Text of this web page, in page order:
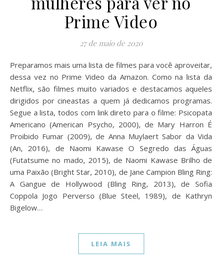
Prime Video
27 de maio de 2020
Preparamos mais uma lista de filmes para você aproveitar,
dessa vez no Prime Video da Amazon. Como na lista da
Netflix, são filmes muito variados e destacamos aqueles
dirigidos por cineastas a quem já dedicamos programas.
Segue a lista, todos com link direto para o filme: Psicopata
Americano (American Psycho, 2000), de Mary Harron É
Proibido Fumar (2009), de Anna Muylaert Sabor da Vida
(An, 2016), de Naomi Kawase O Segredo das Águas
(Futatsume no mado, 2015), de Naomi Kawase Brilho de
uma Paixão (Bright Star, 2010), de Jane Campion Bling Ring:
A Gangue de Hollywood (Bling Ring, 2013), de Sofia
Coppola Jogo Perverso (Blue Steel, 1989), de Kathryn
Bigelow…
LEIA MAIS